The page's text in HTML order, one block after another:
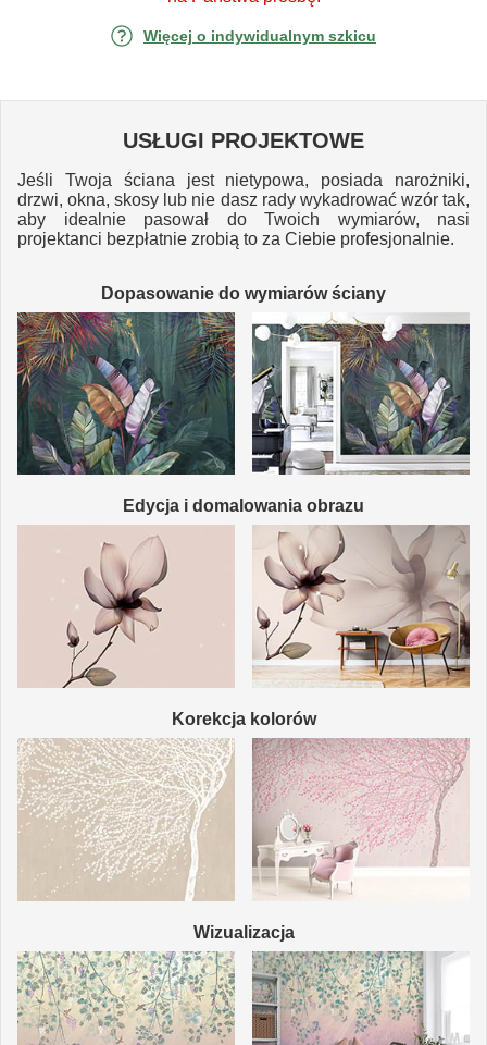
Więcej o indywidualnym szkicu
USŁUGI PROJEKTOWE
Jeśli Twoja ściana jest nietypowa, posiada narożniki,
drzwi, okna, skosy lub nie dasz rady wykadrować wzór tak,
aby idealnie pasował do Twoich wymiarów, nasi
projektanci bezpłatnie zrobią to za Ciebie profesjonalnie.
Dopasowanie do wymiarów ściany
Edycja i domalowania obrazu
Korekcja kolorów
Wizualizacja